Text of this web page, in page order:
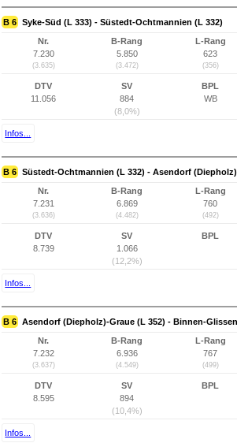
B 6 Syke-Süd (L 333) - Süstedt-Ochtmannien (L 332)
Nr.
7.230
(3.635)
B-Rang
5.850
(3.472)
L-Rang
623
(356)
DTV
11.056
SV
884
(8,0%)
BPL
WB
Infos...
B 6 Süstedt-Ochtmannien (L 332) - Asendorf
Nr.
7.231
(3.636)
B-Rang
6.869
(4.482)
L-Rang
760
(492)
DTV
8.739
SV
1.066
(12,2%)
BPL
Infos...
B 6 Asendorf (Diepholz)-Graue (L 352) - Binnen-
Nr.
7.232
(3.637)
B-Rang
6.936
(4.549)
L-Rang
767
(499)
DTV
8.595
SV
894
(10,4%)
BPL
Infos...